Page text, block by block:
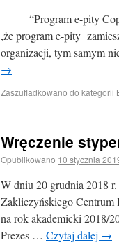
“Program e-pity
,że program e-pity
organizacji, tym samym
→
Zaszufladkowano do kategorii
Wręczenie
Opublikowano 10 stycznia
W dniu 20 grudnia 2018
Zakliczyńskiego Centrum
na rok akademicki 2018/
Prezes … Czytaj dalej →